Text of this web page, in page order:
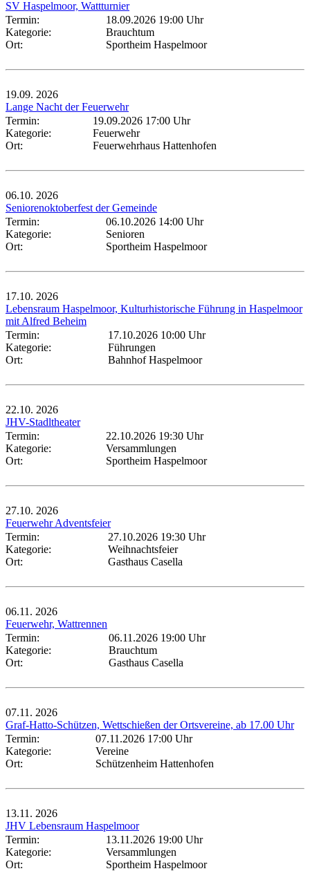
SV Haspelmoor, Wattturnier
Termin:
18.09.2026 19:00 Uhr
Kategorie:
Brauchtum
Ort:
Sportheim Haspelmoor
19.09. 2026
Lange Nacht der Feuerwehr
Termin:
19.09.2026 17:00 Uhr
Kategorie:
Feuerwehr
Ort:
Feuerwehrhaus Hattenhofen
06.10. 2026
Seniorenoktoberfest der Gemeinde
Termin:
06.10.2026 14:00 Uhr
Kategorie:
Senioren
Ort:
Sportheim Haspelmoor
17.10. 2026
Lebensraum Haspelmoor, Kulturhistorische Führung in Haspelmoor
mit Alfred Beheim
Termin:
17.10.2026 10:00 Uhr
Kategorie:
Führungen
Ort:
Bahnhof Haspelmoor
22.10. 2026
JHV-Stadltheater
Termin:
22.10.2026 19:30 Uhr
Kategorie:
Versammlungen
Ort:
Sportheim Haspelmoor
27.10. 2026
Feuerwehr Adventsfeier
Termin:
27.10.2026 19:30 Uhr
Kategorie:
Weihnachtsfeier
Ort:
Gasthaus Casella
06.11. 2026
Feuerwehr, Wattrennen
Termin:
06.11.2026 19:00 Uhr
Kategorie:
Brauchtum
Ort:
Gasthaus Casella
07.11. 2026
Graf-Hatto-Schützen, Wettschießen der Ortsvereine, ab 17.00 Uhr
Termin:
07.11.2026 17:00 Uhr
Kategorie:
Vereine
Ort:
Schützenheim Hattenhofen
13.11. 2026
JHV Lebensraum Haspelmoor
Termin:
13.11.2026 19:00 Uhr
Kategorie:
Versammlungen
Ort:
Sportheim Haspelmoor